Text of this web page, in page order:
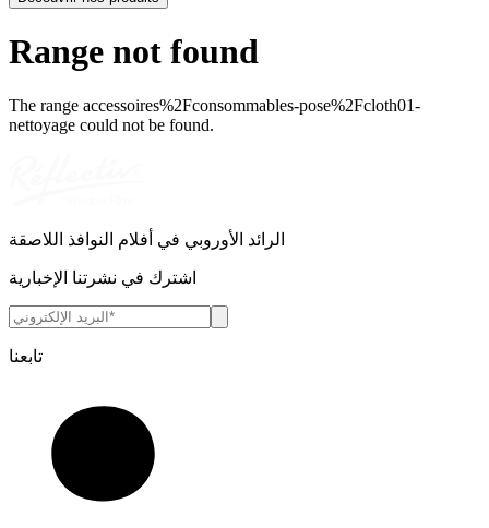
Range not found
The range accessoires%2Fconsommables-pose%2Fcloth01-
nettoyage could not be found.
الرائد الأوروبي في أفلام النوافذ اللاصقة
اشترك في نشرتنا الإخبارية
تابعنا